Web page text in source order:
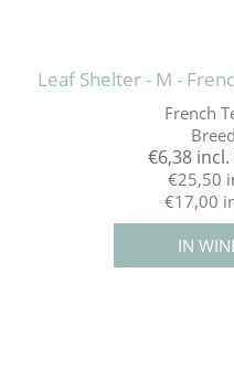
Leaf Shelter - M -
French
€6,38
€25,50
€17,00